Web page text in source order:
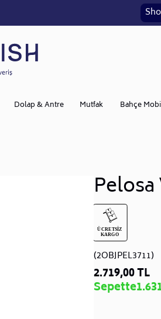
Dolap & Antre Mutfak Bahçe
(2OBJPEL3711)
2.719,00 TL
Sepette